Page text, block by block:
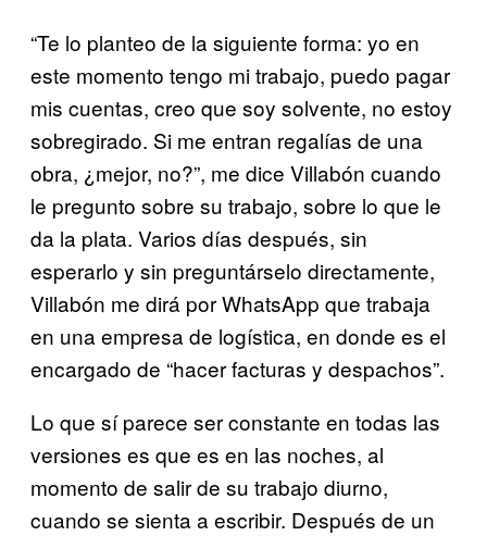
“Te lo planteo de la siguiente forma: yo en
este momento tengo mi trabajo, puedo pagar
mis cuentas, creo que soy solvente, no estoy
sobregirado. Si me entran regalías de una
obra, ¿mejor, no?”, me dice Villabón cuando
le pregunto sobre su trabajo, sobre lo que le
da la plata. Varios días después, sin
esperarlo y sin preguntárselo directamente,
Villabón me dirá por WhatsApp que trabaja
en una empresa de logística, en donde es el
encargado de “hacer facturas y despachos”.
Lo que sí parece ser constante en todas las
versiones es que es en las noches, al
momento de salir de su trabajo diurno,
cuando se sienta a escribir. Después de un